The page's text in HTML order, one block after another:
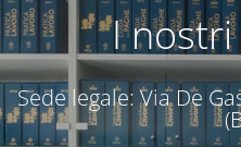
I
Sede legale: Via De